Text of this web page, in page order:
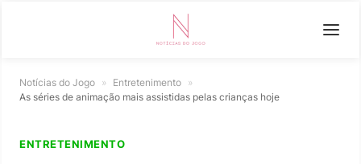
Notícias do Jogo » Entretenimento »
As séries de animação mais assistidas pelas crianças hoje
ENTRETENIMENTO